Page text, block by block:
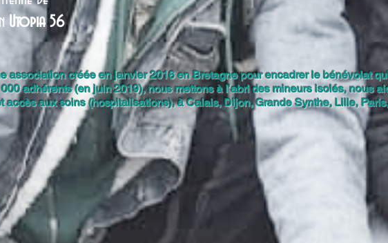
Utopia 56
association créée en janvier 2016 en Bretagne pour encadrer le bénévolat
adhérents (en juin 2019), nous mettons à l’abri des mineurs isolés, nous
accès aux soins (hospitalisations), à Calais, Dijon, Grande Synthe, Lille,